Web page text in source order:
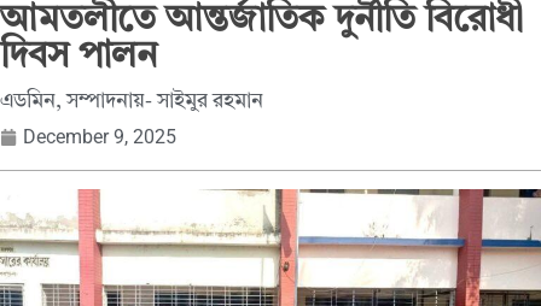
আমতলীতে আন্তর্জাতিক দুর্নীতি বিরোধী
দিবস পালন
এডমিন, সম্পাদনায়- সাইমুর রহমান
December 9, 2025